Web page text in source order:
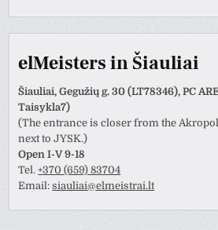
elMeisters in Šiauliai
Šiauliai, Gegužių g. 30 (LT78346), PC
Taisykla7)
(The entrance is closer from the
next to JYSK.)
Open I-V 9-18
Tel.+370 (659) 83704
Email:siauliai@elmeistrai.lt